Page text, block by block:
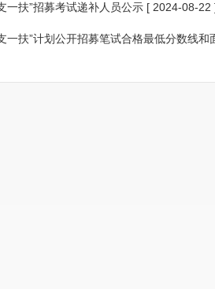
一扶”招募考试递补人员公示 [ 2024-08-22
一扶”计划公开招募笔试合格最低分数线和